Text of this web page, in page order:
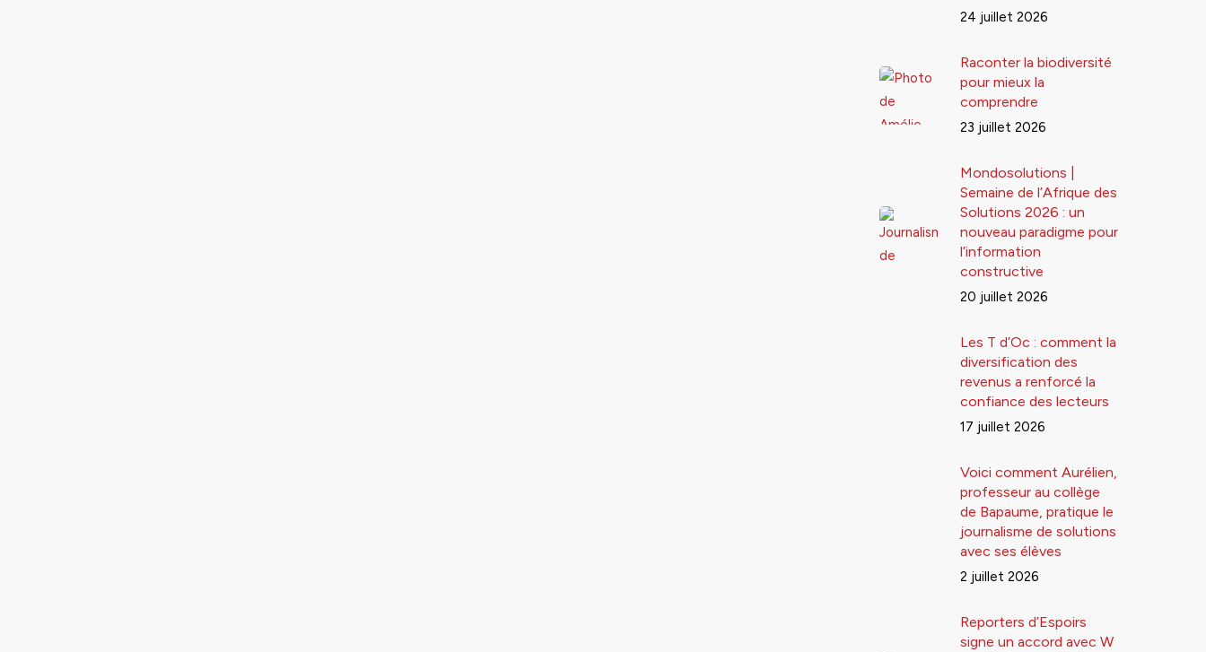
24 juillet 2026
Raconter la biodiversité
pour mieux la
comprendre
23 juillet 2026
Mondosolutions |
Semaine de l’Afrique des
Solutions 2026 : un
nouveau paradigme pour
l’information
constructive
20 juillet 2026
Les T d’Oc : comment la
diversification des
revenus a renforcé la
confiance des lecteurs
17 juillet 2026
Voici comment Aurélien,
professeur au collège
de Bapaume, pratique le
journalisme de solutions
avec ses élèves
2 juillet 2026
Reporters d’Espoirs
signe un accord avec W